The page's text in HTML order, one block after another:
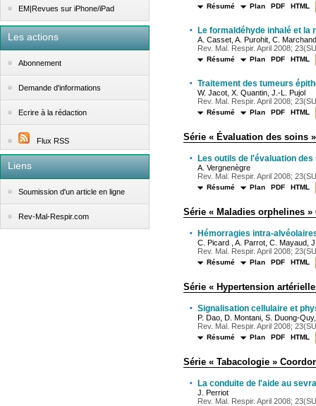
EM|Revues sur iPhone/iPad
Les actions
Abonnement
Demande d'informations
Ecrire à la rédaction
Flux RSS
Liens
Soumission d'un article en ligne
Rev-Mal-Respir.com
Résumé Plan PDF HTML
· Le formaldéhyde inhalé et la
A. Casset, A. Purohit, C.
Rev. Mal. Respir. April 2008;
Résumé Plan PDF HTML
· Traitement des tumeurs
W. Jacot, X. Quantin, J.-L. Pujol
Rev. Mal. Respir. April 2008;
Résumé Plan PDF HTML
Série « Évaluation des soins
· Les outils de l'évaluation des
A. Vergnenègre
Rev. Mal. Respir. April 2008;
Résumé Plan PDF HTML
Série « Maladies orphelines
· Hémorragies intra-
C. Picard , A. Parrot, C. Mayaud,
Rev. Mal. Respir. April 2008;
Résumé Plan PDF HTML
Série « Hypertension
· Signalisation cellulaire et
P. Dao, D. Montani, S. Duong-
Rev. Mal. Respir. April 2008;
Résumé Plan PDF HTML
Série « Tabacologie »
· La conduite de l'aide au
J. Perriot
Rev. Mal. Respir. April 2008;